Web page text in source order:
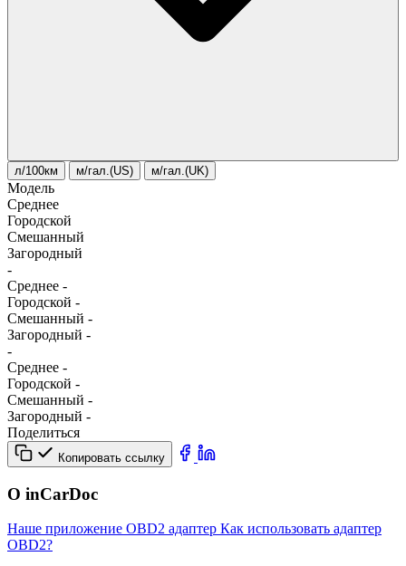
л/100км м/гал.(US) м/гал.(UK)
Модель
Среднее
Городской
Смешанный
Загородный
-
Среднее -
Городской -
Смешанный -
Загородный -
-
Среднее -
Городской -
Смешанный -
Загородный -
Поделиться
Копировать ссылку
О inCarDoc
Наше приложение OBD2 адаптер Как использовать адаптер
OBD2?